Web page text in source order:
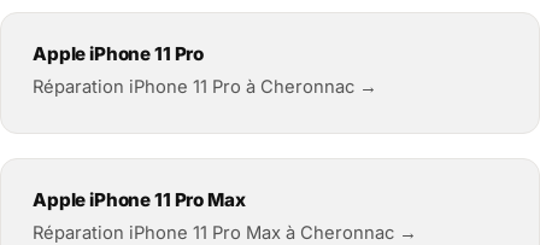
Apple iPhone 11 Pro
Réparation iPhone 11 Pro à Cheronnac →
Apple iPhone 11 Pro Max
Réparation iPhone 11 Pro Max à Cheronnac →